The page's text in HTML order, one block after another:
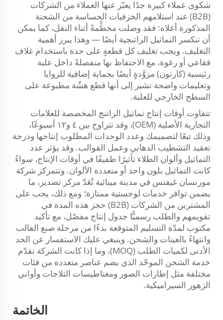
شكوى عملاء كبيرة جدًا يعبّر عنها العملاء من الشركات
(B2B) عند استلامهم الخزفيات الحساسة من الشحنة
المذكورة أعلاه: فقد وصلت محطَّمةً أثناء النقل، كما يمكن
أن تنكسر التماثيل الراتنجية أيضًا — وهذا يبرز أهمية
التغليف. ويجب تغليف كل قطعةٍ على حدة باستخدام غلاف
فقاعي أو رغوة، مع الاحتفاظ بها منفصلةً داخل علبة
رئيسية (كارتون) مزوَّدةٍ أيضًا بحماية إضافية للزوايا
وتعليمات واضحة تشير إلى أنها قطع هشّة مطبوعة على
السطح الخارجي للعلبة.
تتفاوت أوقات إنتاج تماثيل الراتنج المخصصة للعلامات
التجارية الأصلية (OEM)، وقد تتراوح بين ٤ و١٢ أسبوعًا،
وذلك تبعًا لتصميمك وعدد الوحدات المطلوب إنتاجها ودرجة
تعقيد التشطيب الدهاني وعمل القوالب. وقد يؤثر عدد
التماثيل وألوان الطلاء تأثيرًا طفيفًا في أوقات الإنتاج، سواءً
كانت التماثيل بلون واحد أو متعددة الألوان. وتتمركز شركة
مورنسان غيفتس في مدينة مينائية تُعَدّ مركز تصدير، ما
يضمن توافر خدمات لوجستية ممتازة؛ ومع ذلك، يجب على
المشترين من الشركات (B2B) حجز هذه المدة في
تقويمهم والطلب رسميًّا جدول إنتاج مفصّل، مع تأكيد
مكتوب لمدّة التسليم المتوقعة بدءًا من مرحلة صنع القالب
وانتهاءً بالعينات والشحن. وينبغي عليك الاستفسار عن الحد
الأدنى لكميات الطلب (MOQ)، وما إذا كانت الشركة تقدّم
خدمة الشحن الموحّد الذي يضم عناصر متعددة من فئات
مختلفة مثل إطارات الصور ومغناطيسات الثلاجات وأواني
الزهور السيراميكية.
الخاتمة